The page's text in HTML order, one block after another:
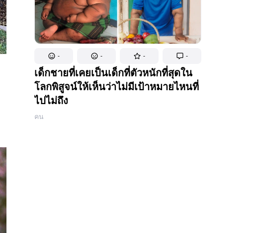
- - - -
เด็กชายที่เคยเป็นเด็กที่ตัวหนักที่สุดใน
โลกพิสูจน์ให้เห็นว่าไม่มีเป้าหมายไหนที่
ไปไม่ถึง
คน